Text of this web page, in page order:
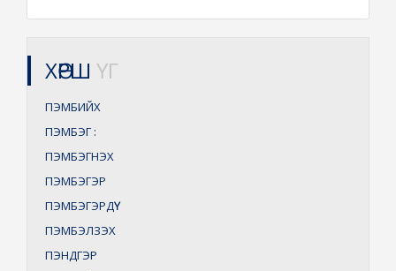
ХӨРШ ҮГ
ПЭМБИЙХ
ПЭМБЭГ :
ПЭМБЭГНЭХ
ПЭМБЭГЭР
ПЭМБЭГЭРДҮҮ
ПЭМБЭЛЗЭХ
ПЭНДГЭР